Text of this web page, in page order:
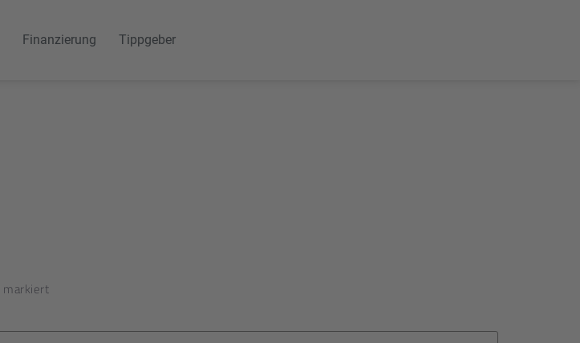
Finanzierung Tippgeber
markiert